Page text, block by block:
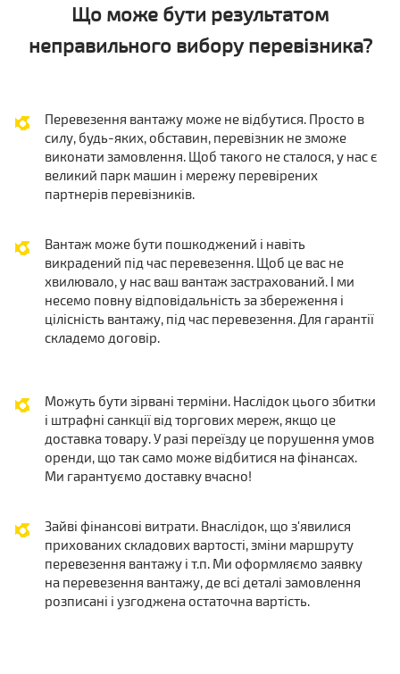
Що може бути результатом
неправильного вибору перевізника?
Перевезення вантажу може не відбутися. Просто в
силу, будь-яких, обставин, перевізник не зможе
виконати замовлення. Щоб такого не сталося, у нас є
великий парк машин і мережу перевірених
партнерів перевізників.
Вантаж може бути пошкоджений і навіть
викрадений під час перевезення. Щоб це вас не
хвилювало, у нас ваш вантаж застрахований. І ми
несемо повну відповідальність за збереження і
цілісність вантажу, під час перевезення. Для гарантії
складемо договір.
Можуть бути зірвані терміни. Наслідок цього збитки
і штрафні санкції від торгових мереж, якщо це
доставка товару. У разі переїзду це порушення умов
оренди, що так само може відбитися на фінансах.
Ми гарантуємо доставку вчасно!
Зайві фінансові витрати. Внаслідок, що з'явилися
прихованих складових вартості, зміни маршруту
перевезення вантажу і т.п. Ми оформляємо заявку
на перевезення вантажу, де всі деталі замовлення
розписані і узгоджена остаточна вартість.